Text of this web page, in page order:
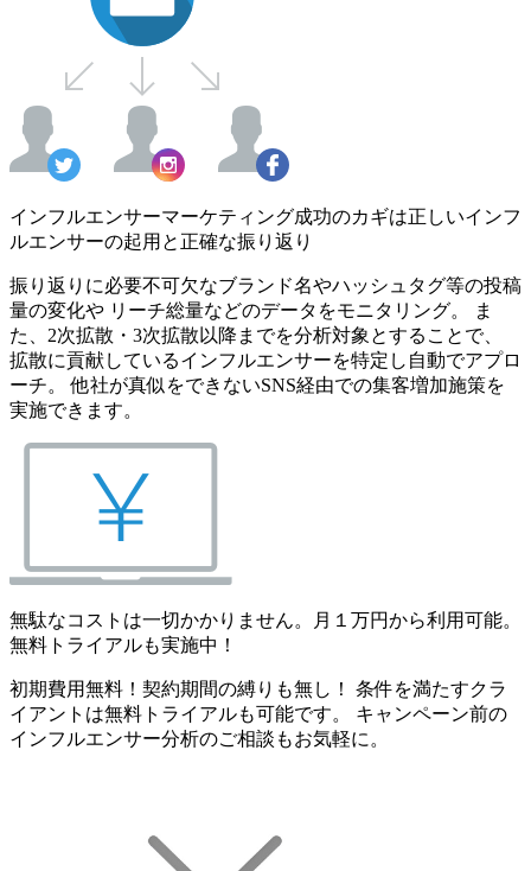
インフルエンサーマーケティング成功のカギは正しいインフ
ルエンサーの起用と正確な振り返り
振り返りに必要不可欠なブランド名やハッシュタグ等の投稿
量の変化や リーチ総量などのデータをモニタリング。 ま
た、2次拡散・3次拡散以降までを分析対象とすることで、
拡散に貢献しているインフルエンサーを特定し自動でアプロ
ーチ。 他社が真似をできないSNS経由での集客増加施策を
実施できます。
無駄なコストは一切かかりません。月１万円から利用可能。
無料トライアルも実施中！
初期費用無料！契約期間の縛りも無し！ 条件を満たすクラ
イアントは無料トライアルも可能です。 キャンペーン前の
インフルエンサー分析のご相談もお気軽に。